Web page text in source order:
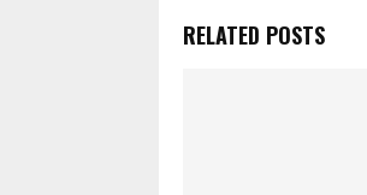
RELATED POSTS